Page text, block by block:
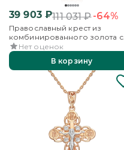
39 903₽111 031₽-64%
Православный крест из
комбинированного золота с
фианитами
Нет оценок
В корзину